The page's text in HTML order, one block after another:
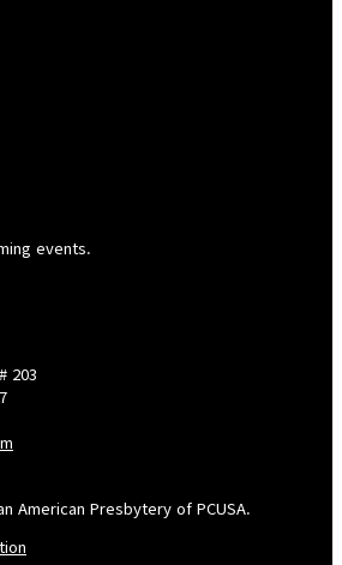
events.
203
American Presbytery of PCUSA.